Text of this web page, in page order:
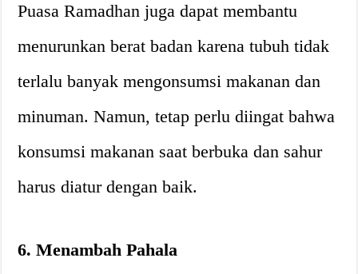
Puasa Ramadhan juga dapat membantu
menurunkan berat badan karena tubuh tidak
terlalu banyak mengonsumsi makanan dan
minuman. Namun, tetap perlu diingat bahwa
konsumsi makanan saat berbuka dan sahur
harus diatur dengan baik.
6. Menambah Pahala